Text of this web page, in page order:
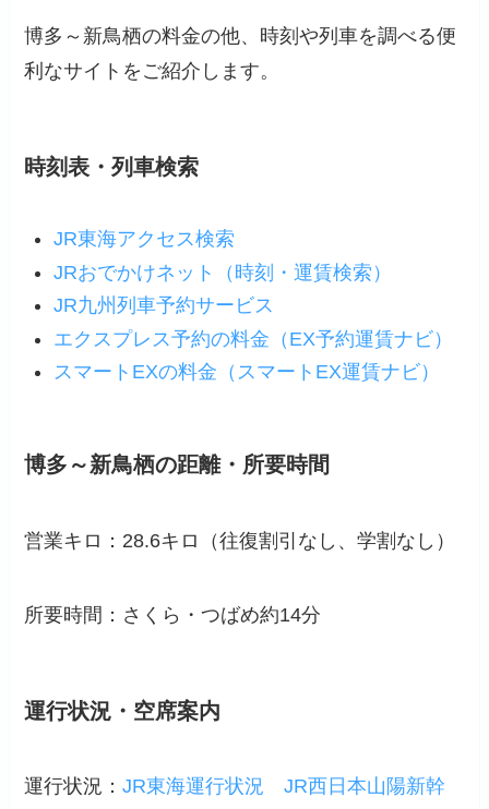
博多～新鳥栖の料金の他、時刻や列車を調べる便
利なサイトをご紹介します。
時刻表・列車検索
JR東海アクセス検索
JRおでかけネット（時刻・運賃検索）
JR九州列車予約サービス
エクスプレス予約の料金（EX予約運賃ナビ）
スマートEXの料金（スマートEX運賃ナビ）
博多～新鳥栖の距離・所要時間
営業キロ：28.6キロ（往復割引なし 、学割なし）
所要時間：さくら・つばめ約14分
運行状況・空席案内
運行状況：JR東海運行状況
JR西日本山陽新幹